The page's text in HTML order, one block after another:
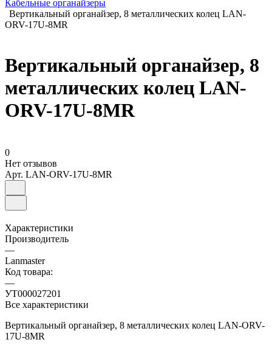
Кабельные органайзеры
Вертикальный органайзер, 8 металлических колец LAN-
ORV-17U-8MR
Вертикальный органайзер, 8
металлических колец LAN-
ORV-17U-8MR
0
Нет отзывов
Арт. LAN-ORV-17U-8MR
Характеристики
Производитель
—
Lanmaster
Код товара:
—
УТ000027201
Все характеристики
Вертикальный органайзер, 8 металлических колец LAN-ORV-
17U-8MR